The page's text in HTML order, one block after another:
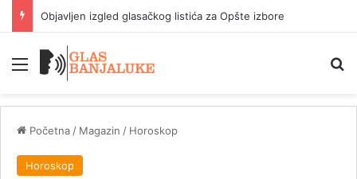
Objavljen izgled glasačkog listića za Opšte izbore
Meni
Početna / Magazin / Horoskop
Horoskop